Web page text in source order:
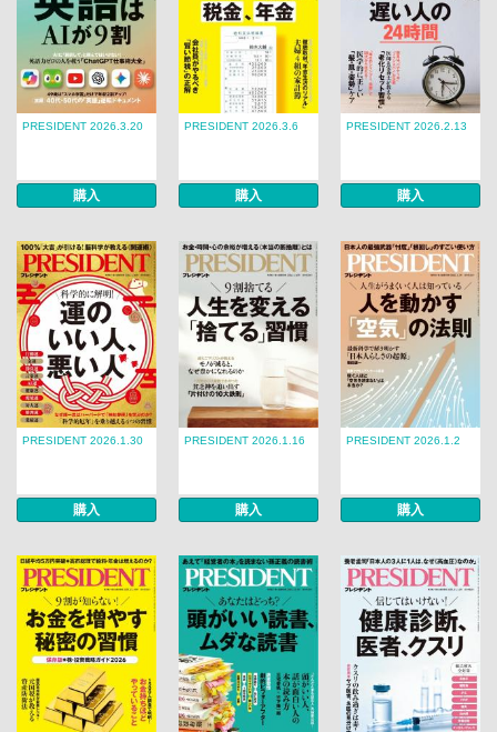
PRESIDENT 2026.3.20
購入
PRESIDENT 2026.3.6
購入
PRESIDENT 2026.2.13
購入
PRESIDENT 2026.1.30
購入
PRESIDENT 2026.1.16
購入
PRESIDENT 2026.1.2
購入